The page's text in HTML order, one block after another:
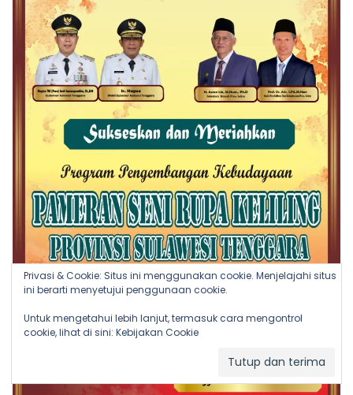
Privasi & Cookie: Situs ini menggunakan cookie. Menjelajahi situs
ini berarti menyetujui penggunaan cookie.
Untuk mengetahui lebih lanjut, termasuk cara mengontrol
cookie, lihat di sini: Kebijakan Cookie